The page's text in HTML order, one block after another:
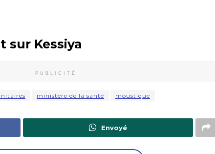
sur Kessiya
PUBLICITÉ
ministère de la santé moustique
Envoyé